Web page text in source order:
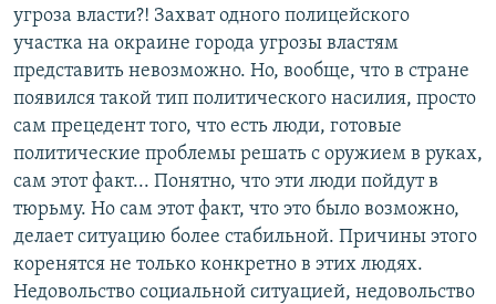
угроза власти?! Захват одного полицейского
участка на окраине города угрозы властям
представить невозможно. Но, вообще, что в стране
появился такой тип политического насилия, просто
сам прецедент того, что есть люди, готовые
политические проблемы решать с оружием в руках,
сам этот факт... Понятно, что эти люди пойдут в
тюрьму. Но сам этот факт, что это было возможно,
делает ситуацию более стабильной. Причины этого
коренятся не только конкретно в этих людях.
Недовольство социальной ситуацией, недовольство